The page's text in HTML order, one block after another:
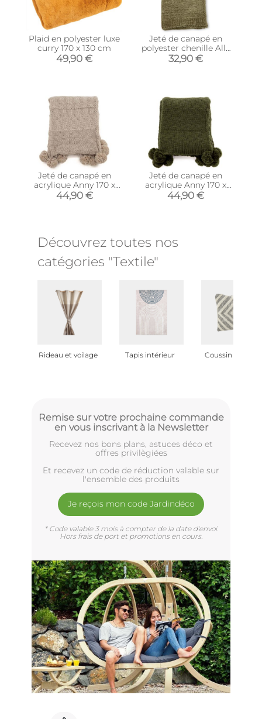
Plaid en polyester luxe
curry 170 x 130 cm
49,90 €
Jeté de canapé en
polyester chenille Ally
170 x 130 cm (Vert)
32,90 €
Jeté de canapé en
acrylique Anny 170 x
130 cm (Beige)
44,90 €
Jeté de canapé en
acrylique Anny 170 x
130 cm (Vert)
44,90 €
Découvrez toutes nos
catégories "Textile"
Rideau et voilage Tapis intérieur Coussin et plaid
Remise sur votre prochaine commande
en vous inscrivant à la Newsletter
Recevez nos bons plans, astuces déco et
offres privilègiées
Et recevez un code de réduction valable sur
l'ensemble des produits
Je reçois mon code Jardindéco
* Code valable 3 mois à compter de la date d'envoi.
Hors frais de port et promotions en cours.